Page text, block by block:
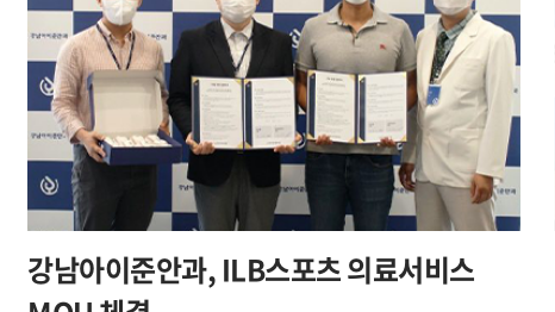
강남아이준안과, ILB스포츠 의료서비스